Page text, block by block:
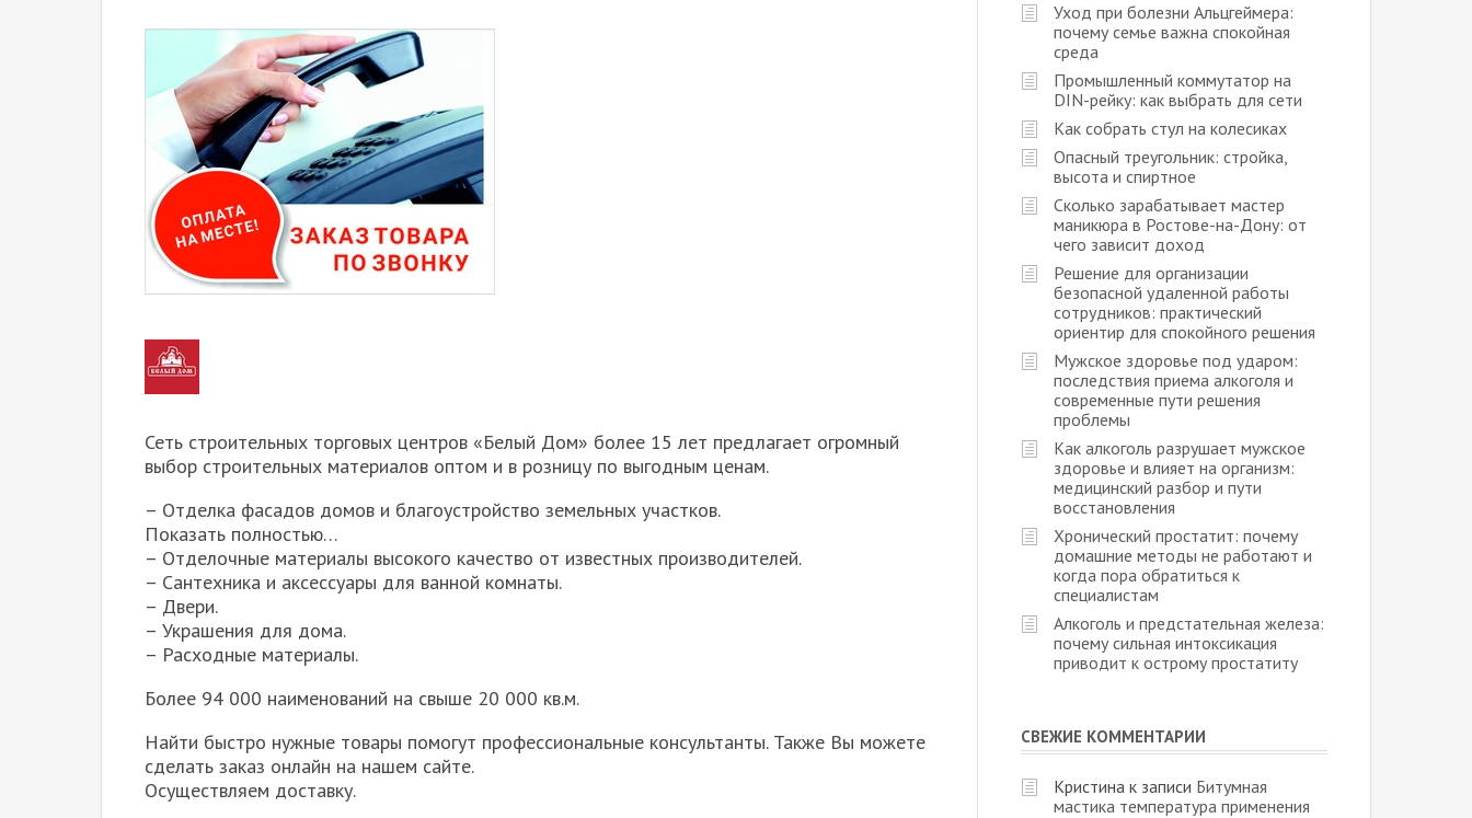
Сеть строительных торговых центров «Белый Дом» более 15 лет предлагает огромный
выбор строительных материалов оптом и в розницу по выгодным ценам.
– Отделка фасадов домов и благоустройство земельных участков.
Показать полностью…
– Отделочные материалы высокого качество от известных производителей.
– Сантехника и аксессуары для ванной комнаты.
– Двери.
– Украшения для дома.
– Расходные материалы.
Более 94 000 наименований на свыше 20 000 кв.м.
Найти быстро нужные товары помогут профессиональные консультанты. Также Вы можете
сделать заказ онлайн на нашем сайте.
Осуществляем доставку.
Уход при болезни Альцгеймера:
почему семье важна спокойная
среда
Промышленный коммутатор на
DIN-рейку: как выбрать для сети
Как собрать стул на колесиках
Опасный треугольник: стройка,
высота и спиртное
Сколько зарабатывает мастер
маникюра в Ростове-на-Дону: от
чего зависит доход
Решение для организации
безопасной удаленной работы
сотрудников: практический
ориентир для спокойного решения
Мужское здоровье под ударом:
последствия приема алкоголя и
современные пути решения
проблемы
Как алкоголь разрушает мужское
здоровье и влияет на организм:
медицинский разбор и пути
восстановления
Хронический простатит: почему
домашние методы не работают и
когда пора обратиться к
специалистам
Алкоголь и предстательная железа:
почему сильная интоксикация
приводит к острому простатиту
СВЕЖИЕ КОММЕНТАРИИ
Кристина к записи Битумная
мастика температура применения